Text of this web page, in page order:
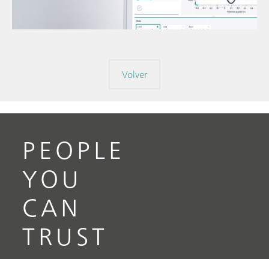
cíclica
Volver
PEOPLE
YOU
CAN
TRUST